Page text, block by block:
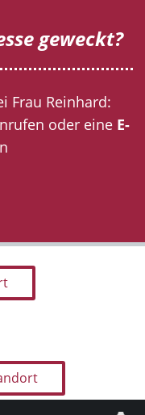
geweckt?
Frau Reinhard:
oder eine E-